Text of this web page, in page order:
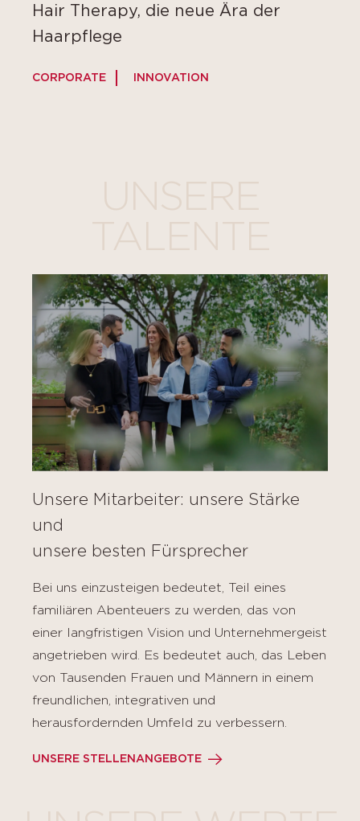
Hair Therapy, die neue Ära der
Haarpflege
CORPORATE INNOVATION
Unsere Mitarbeiter: unsere Stärke
und
unsere besten Fürsprecher
Bei uns einzusteigen bedeutet, Teil eines
familiären Abenteuers zu werden, das von
einer langfristigen Vision und Unternehmergeist
angetrieben wird. Es bedeutet auch, das Leben
von Tausenden Frauen und Männern in einem
freundlichen, integrativen und
herausfordernden Umfeld zu verbessern.
UNSERE STELLENANGEBOTE